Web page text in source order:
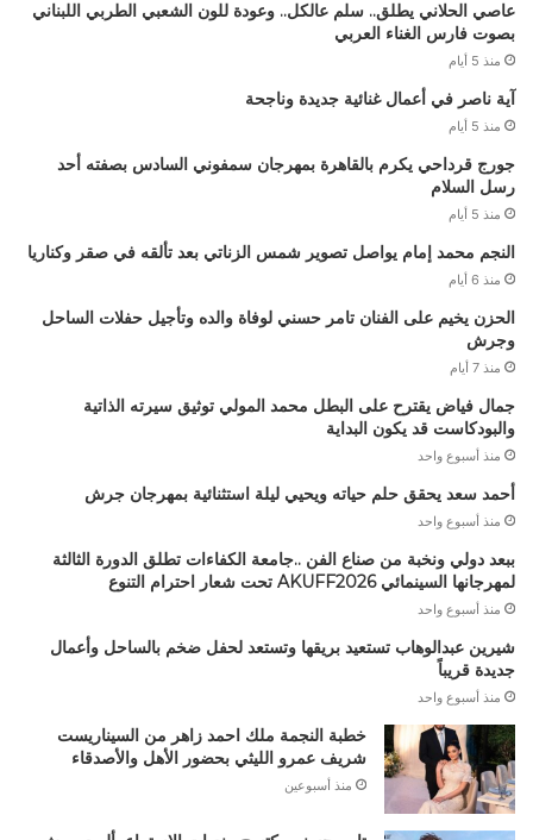
عاصي الحلاني يطلق.. سلم عالكل.. وعودة للون الشعبي الطربي اللبناني
بصوت فارس الغناء العربي
منذ 5 أيام
آية ناصر في أعمال غنائية جديدة وناجحة
منذ 5 أيام
جورج قرداحي يكرم بالقاهرة بمهرجان سمفوني السادس بصفته أحد
رسل السلام
منذ 5 أيام
النجم محمد إمام يواصل تصوير شمس الزناتي بعد تألقه في صقر وكناريا
منذ 6 أيام
الحزن يخيم على الفنان تامر حسني لوفاة والده وتأجيل حفلات الساحل
وجرش
منذ 7 أيام
جمال فياض يقترح على البطل محمد المولي توثيق سيرته الذاتية
والبودكاست قد يكون البداية
منذ أسبوع واحد
أحمد سعد يحقق حلم حياته ويحيي ليلة استثنائية بمهرجان جرش
منذ أسبوع واحد
ببعد دولي ونخبة من صناع الفن ..جامعة الكفاءات تطلق الدورة الثالثة
لمهرجانها السينمائي AKUFF2026 تحت شعار احترام التنوع
منذ أسبوع واحد
شيرين عبدالوهاب تستعيد بريقها وتستعد لحفل ضخم بالساحل وأعمال
جديدة قريباً
منذ أسبوع واحد
خطبة النجمة ملك احمد زاهر من السيناريست
شريف عمرو الليثي بحضور الأهل والأصدقاء
منذ أسبوعين